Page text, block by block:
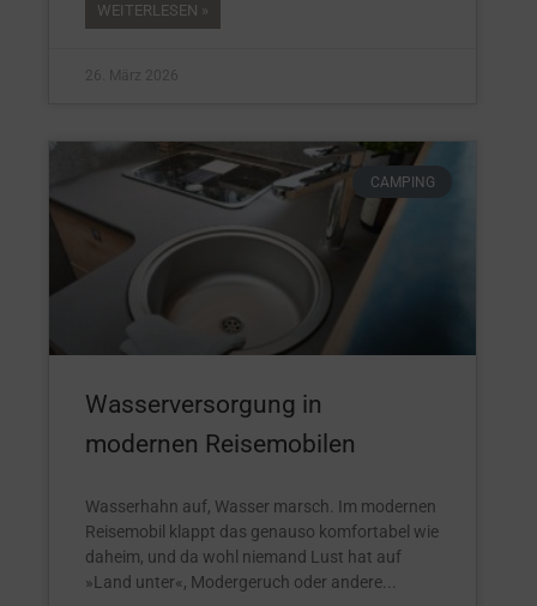
WEITERLESEN »
26. März 2026
CAMPING
Wasserversorgung in
modernen Reisemobilen
Wasserhahn auf, Wasser marsch. Im modernen
Reisemobil klappt das genauso komfortabel wie
daheim, und da wohl niemand Lust hat auf
»Land unter«, Modergeruch oder andere